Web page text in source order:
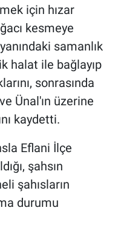
için hızar
kesmeye
samanlık
halat ile bağlayıp
sonrasında
Ünal'ın üzerine
kaydetti.
Eflani İlçe
şahsın
şahısların
durumu